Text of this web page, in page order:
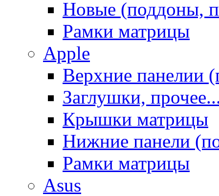
Новые (поддоны,
Рамки матрицы
Apple
Верхние панелии
Заглушки,
Крышки матрицы
Нижние панели
Рамки матрицы
Asus